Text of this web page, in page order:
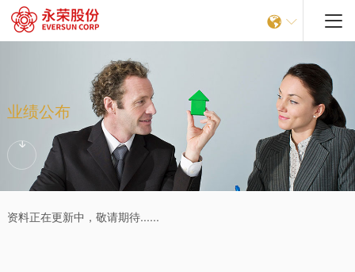
 
业绩公布
资料正在更新中，敬请期待......